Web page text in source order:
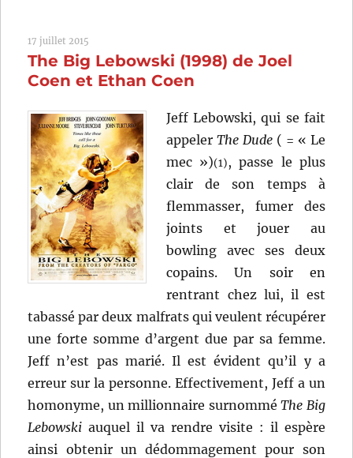
de
Joel
Ethan
Coen
17 juillet 2015
The Big Lebowski (1998) de Joel
Coen et Ethan Coen
Jeff Lebowski, qui se fait
appelerThe Dude ( = « Le
mec »)(1), passe le plus
clair de son temps à
flemmasser, fumer des
joints et jouer au
bowling avec ses deux
copains. Un soir en
rentrant chez lui, il est
tabassé par deux malfrats qui veulent récupérer
une forte somme d’argent due par sa femme.
Jeff n’est pas marié. Il est évident qu’il y a
erreur sur la personne. Effectivement, Jeff a un
homonyme, un millionnaire surnomméThe Big
Lebowski auquel il va rendre visite : il espère
ainsi obtenir un dédommagement pour son